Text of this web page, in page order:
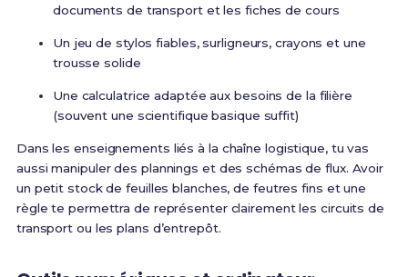
documents de transport et les fiches de cours
Un jeu de stylos fiables, surligneurs, crayons et une
trousse solide
Une calculatrice adaptée aux besoins de la filière
(souvent une scientifique basique suffit)
Dans les enseignements liés à la chaîne logistique, tu vas
aussi manipuler des plannings et des schémas de flux. Avoir
un petit stock de feuilles blanches, de feutres fins et une
règle te permettra de représenter clairement les circuits de
transport ou les plans d’entrepôt.